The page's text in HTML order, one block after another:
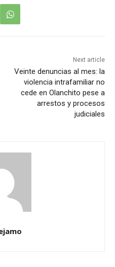
Next article
Veinte denuncias al mes: la
violencia intrafamiliar no
cede en Olanchito pese a
arrestos y procesos
judiciales